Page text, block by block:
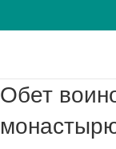
Обет воинов и студентов